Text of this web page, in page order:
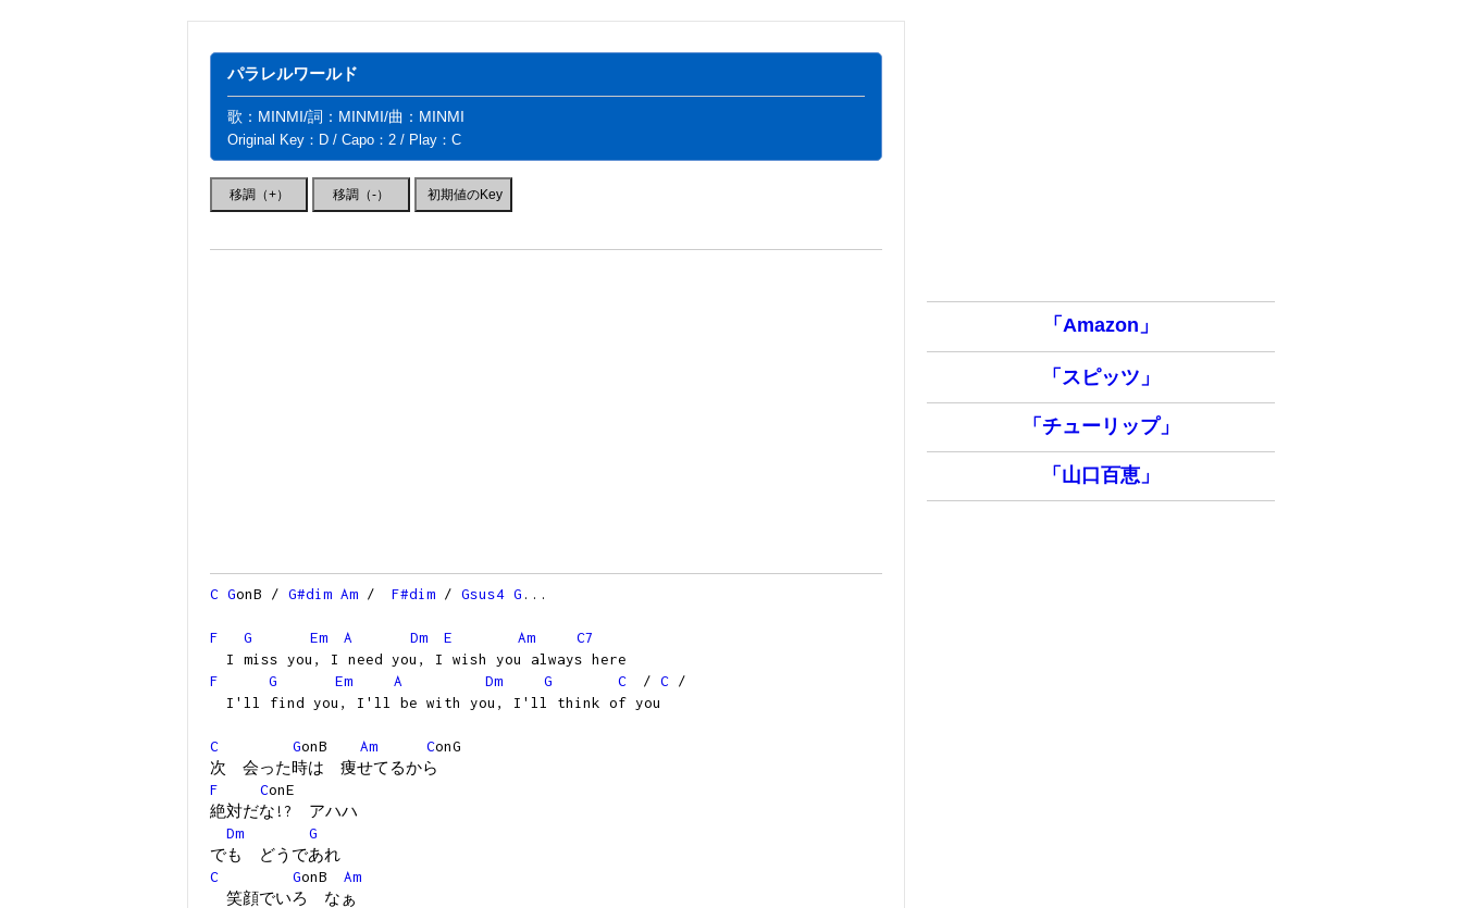
パラレルワールド
歌：MINMI/詞：MINMI/曲：MINMI
Original Key：D / Capo：2 / Play：C
C GonB / G#dim Am / F#dim / Gsus4 G ...
F G Em A Dm E Am
C7
I miss you, I need you, I wish you always here
F
G Em A Dm G C / C /
I'll find you, I'll be with you, I'll think of you
C GonB Am ConG
次 会った時は 痩せてるから
F
ConE
絶対だな!? アハハ
Dm
G
でも どうであれ
C
GonB Am
笑顔でいろ なぁ
「Amazon」
「スピッツ」
「チューリップ」
「山口百恵」